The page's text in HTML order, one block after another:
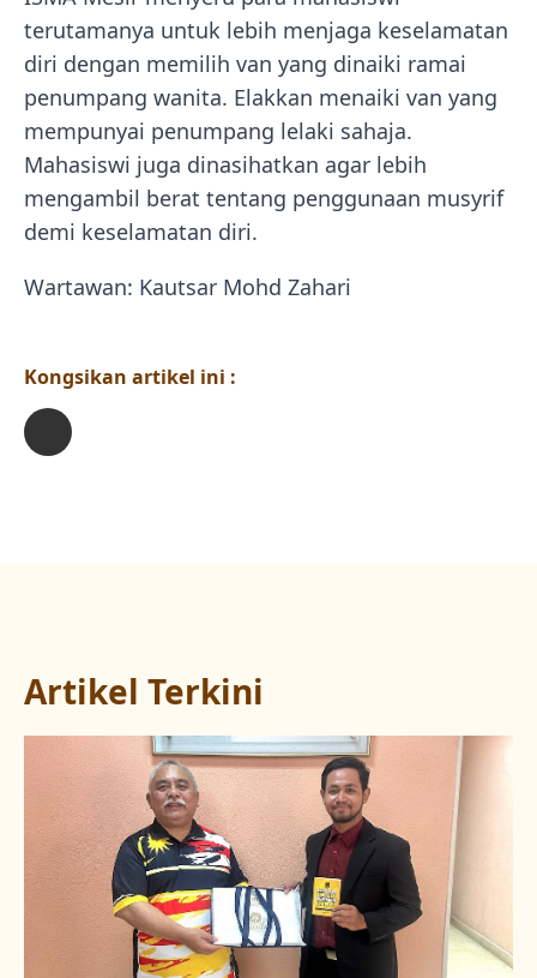
terutamanya untuk lebih menjaga keselamatan
diri dengan memilih van yang dinaiki ramai
penumpang wanita. Elakkan menaiki van yang
mempunyai penumpang lelaki sahaja.
Mahasiswi juga dinasihatkan agar lebih
mengambil berat tentang penggunaan musyrif
demi keselamatan diri.
Wartawan: Kautsar Mohd Zahari
Kongsikan artikel ini :
Artikel Terkini